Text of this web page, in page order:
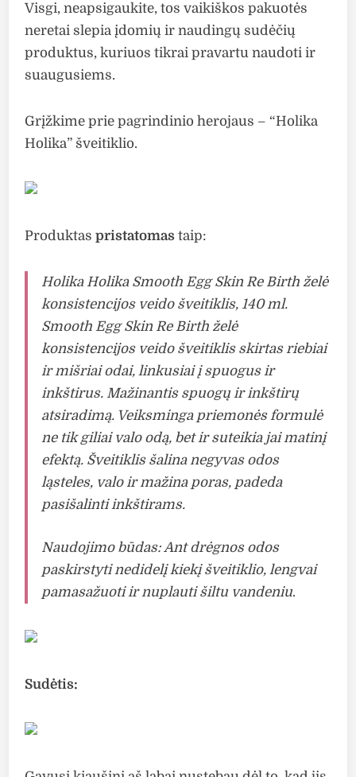
Visgi, neapsigaukite, tos vaikiškos pakuotės
neretai slepia įdomių ir naudingų sudėčių
produktus, kuriuos tikrai pravartu naudoti ir
suaugusiems.
Grįžkime prie pagrindinio herojaus – “Holika
Holika” šveitiklio.
Produktas pristatomas taip:
Holika Holika Smooth Egg Skin Re Birth želė
konsistencijos veido šveitiklis, 140 ml.
Smooth Egg Skin Re Birth želė
konsistencijos veido šveitiklis skirtas riebiai
ir mišriai odai, linkusiai į spuogus ir
inkštirus. Mažinantis spuogų ir inkštirų
atsiradimą. Veiksminga priemonės formulė
ne tik giliai valo odą, bet ir suteikia jai matinį
efektą. Šveitiklis šalina negyvas odos
ląsteles, valo ir mažina poras, padeda
pasišalinti inkštirams.
Naudojimo būdas: Ant drėgnos odos
paskirstyti nedidelį kiekį šveitiklio, lengvai
pamasažuoti ir nuplauti šiltu vandeniu.
Sudėtis: